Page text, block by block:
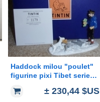
Haddock milou "poulet"
figurine pixi Tibet serie
1500 ex.
± 230,44 $US